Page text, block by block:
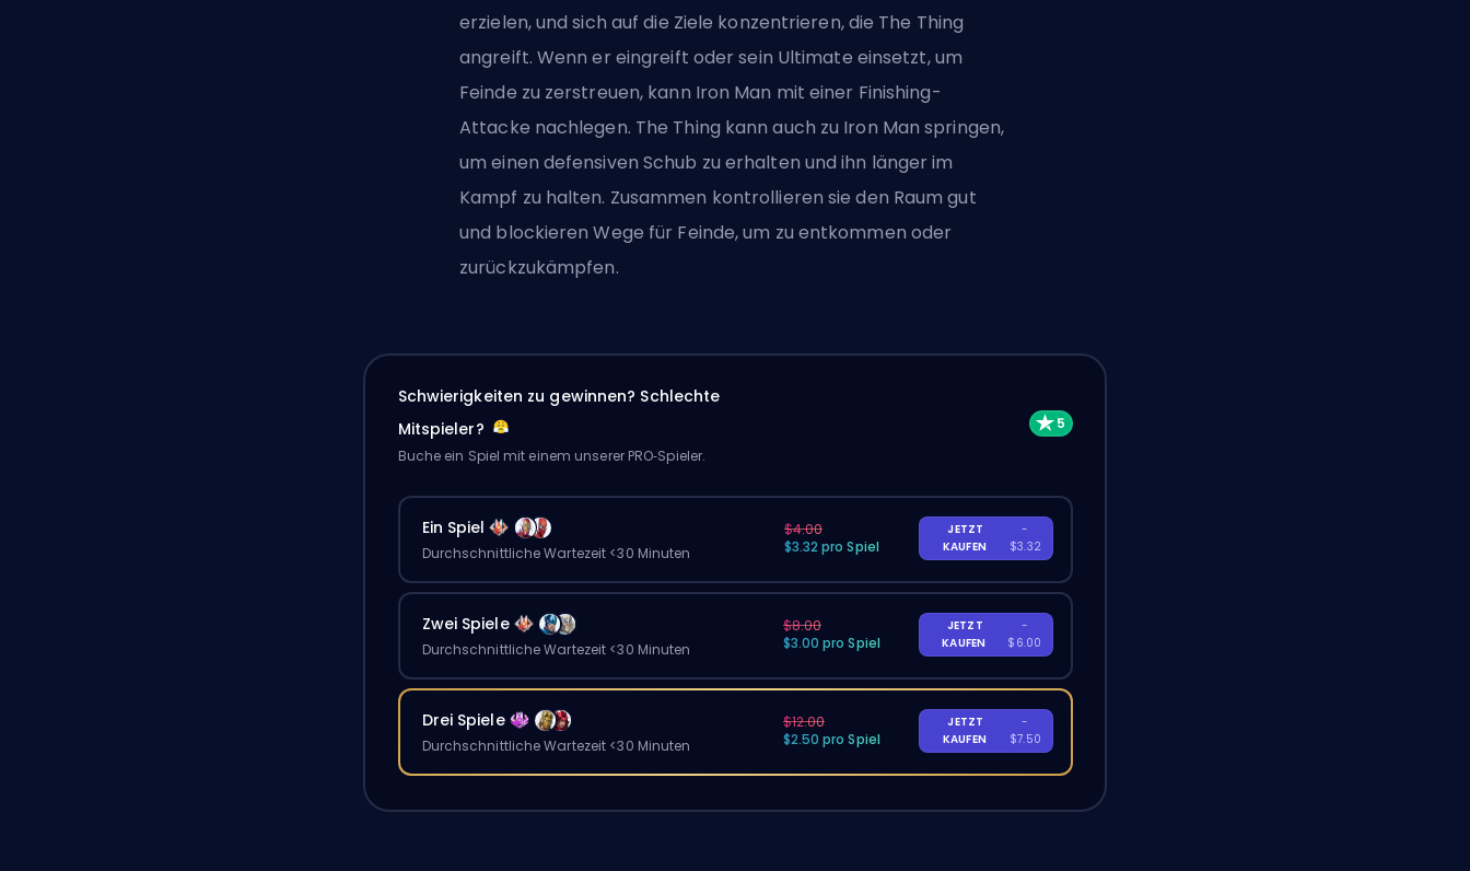
erzielen, und sich auf die Ziele konzentrieren, die The Thing
angreift. Wenn er eingreift oder sein Ultimate einsetzt, um
Feinde zu zerstreuen, kann Iron Man mit einer Finishing-
Attacke nachlegen. The Thing kann auch zu Iron Man springen,
um einen defensiven Schub zu erhalten und ihn länger im
Kampf zu halten. Zusammen kontrollieren sie den Raum gut
und blockieren Wege für Feinde, um zu entkommen oder
zurückzukämpfen.
Schwierigkeiten zu gewinnen? Schlechte
Mitspieler?
Buche ein Spiel mit einem unserer PRO‑Spieler.
Ein Spiel
Durchschnittliche Wartezeit <30 Minuten
$4.00
$3.32 pro Spiel
JETZT
KAUFEN
-
$3.32
Zwei Spiele
Durchschnittliche Wartezeit <30 Minuten
$8.00
$3.00 pro Spiel
JETZT
KAUFEN
-
$6.00
Drei Spiele
Durchschnittliche Wartezeit <30 Minuten
$12.00
$2.50 pro Spiel
JETZT
KAUFEN
-
$7.50